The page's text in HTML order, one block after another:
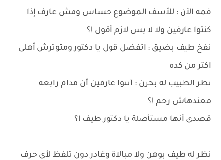
فمه الآن : للأسف الموضوع حساس ومش عارف إذا
كنتوا عارفين ولا لا بس لازم أقول !؟
نفخ طيف بضيق : اتفضل قول يا دكتور ومتوترش أهلى
اكتر من كده
نظر الطبيب له بحزن : آنتوا عارفين أن مدام رابعه
معندهاش رحم !؟
قصدى أنها مستأصلة يا دكتور طيف !؟
نظر له طيف بوهن ولا مبالاة وغادر دون تلفظ لأى حرف